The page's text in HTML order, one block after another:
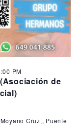
u
e
d
a
v
t
e
E
v
n
de
PM
Cruz,, Puente